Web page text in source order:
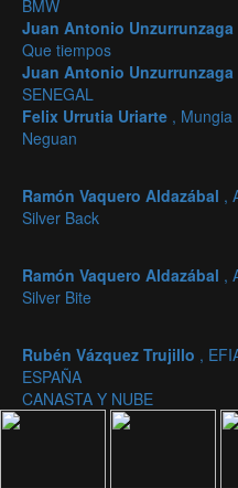
BMW
Juan Antonio Unzurrunzaga
Que tiempos
Juan Antonio Unzurrunzaga
SENEGAL
Felix Urrutia Uriarte , Mungia
Neguan
Ramón Vaquero Aldazábal ,
Silver Back
Ramón Vaquero Aldazábal ,
Silver Bite
Rubén Vázquez Trujillo ,
ESPAÑA
CANASTA Y NUBE